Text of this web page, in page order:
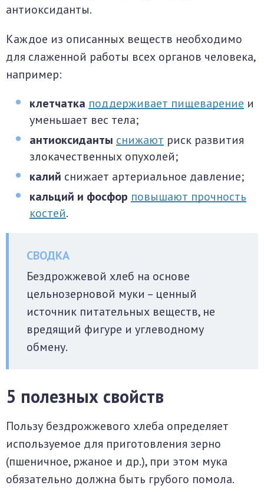
антиоксиданты.
Каждое из описанных веществ необходимо
для слаженной работы всех органов человека,
например:
клетчатка поддерживает пищеварение и
уменьшает вес тела;
антиоксиданты снижают риск развития
злокачественных опухолей;
калий снижает артериальное давление;
кальций и фосфор повышают прочность
костей.
Бездрожжевой хлеб на основе
цельнозерновой муки – ценный
источник питательных веществ, не
вредящий фигуре и углеводному
обмену.
5 полезных свойств
Пользу бездрожжевого хлеба определяет
используемое для приготовления зерно
(пшеничное, ржаное и др.), при этом мука
обязательно должна быть грубого помола.